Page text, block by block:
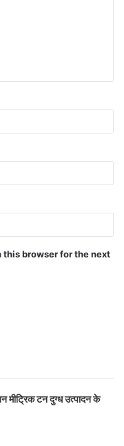
this browser for the next
मीट्रिक टन दुग्ध उत्पादन के